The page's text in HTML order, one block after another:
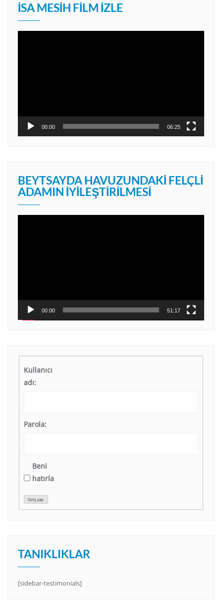
İSA MESIH FILM İZLE
00:00 06:25
BEYTSAYDA HAVUZUNDAKI FELÇLI
ADAMIN İYILEŞTIRILMESI
00:00 51:17
Kullanıcı
adı:
Parola:
Beni
hatırla
Giriş yap
TANIKLIKLAR
[sidebar-testimonials]